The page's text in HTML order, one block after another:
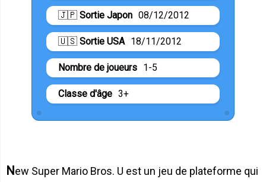
🇯🇵 Sortie Japon 08/12/2012
🇺🇸 Sortie USA 18/11/2012
Nombre de joueurs 1-5
Classe d'âge 3+
New Super Mario Bros. U est un jeu de plateforme qui